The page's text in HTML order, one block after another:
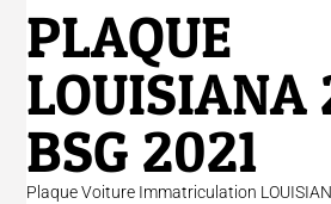
PLAQUE
LOUISIANA
BSG 2021
Plaque Voiture Immatriculation